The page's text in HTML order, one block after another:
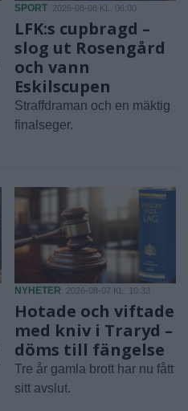
SPORT 2026-08-08 KL. 06:00
LFK:s cupbragd –
slog ut Rosengård
och vann
Eskilscupen
Straffdraman och en mäktig
finalseger.
NYHETER 2026-08-07 KL. 10:33
Hotade och viftade
med kniv i Traryd –
döms till fängelse
Tre år gamla brott har nu fått
sitt avslut.